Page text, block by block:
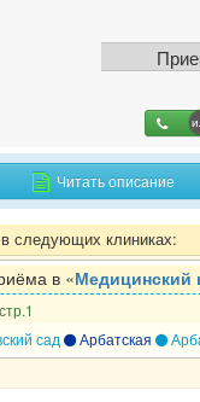
Читать описание
следующих клиниках:
в «Медицинский
сад
Арбатская